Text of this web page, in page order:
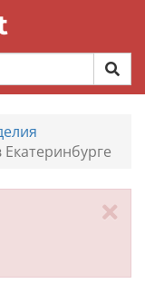
Екатеринбурге